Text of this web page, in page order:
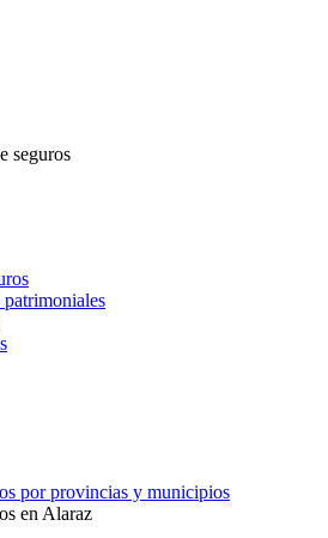
seguros
patrimoniales
por provincias y municipios
en Alaraz